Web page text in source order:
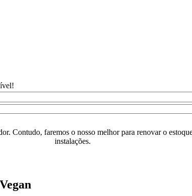
Contudo, faremos o nosso melhor para renovar o
instalações.